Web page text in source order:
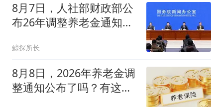
8月7日，人社部财政部公
布26年调整养老金通知了
鲸探所长
8月8日，2026年养老金调
整通知公布了吗？有这几